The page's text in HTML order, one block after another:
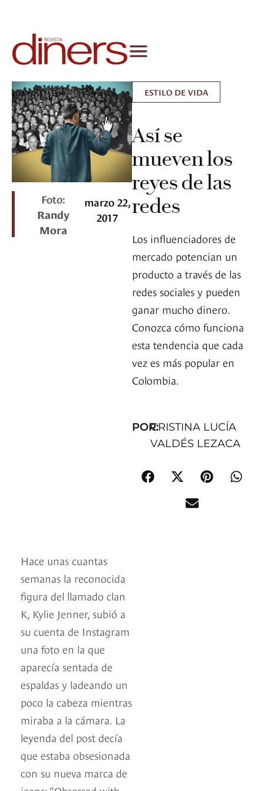
Foto:
Randy
Mora
marzo 22,
2017
ESTILO DE VIDA
Así se
mueven los
reyes de las
redes
Los influenciadores de
mercado potencian un
producto a través de las
redes sociales y pueden
ganar mucho dinero.
Conozca cómo funciona
esta tendencia que cada
vez es más popular en
Colombia.
POR:CRISTINA LUCÍA
VALDÉS LEZACA
Hace unas cuantas
semanas la reconocida
figura del llamado clan
K, Kylie Jenner, subió a
su cuenta de Instagram
una foto en la que
aparecía sentada de
espaldas y ladeando un
poco la cabeza mientras
miraba a la cámara. La
leyenda del post decía
que estaba obsesionada
con su nueva marca de